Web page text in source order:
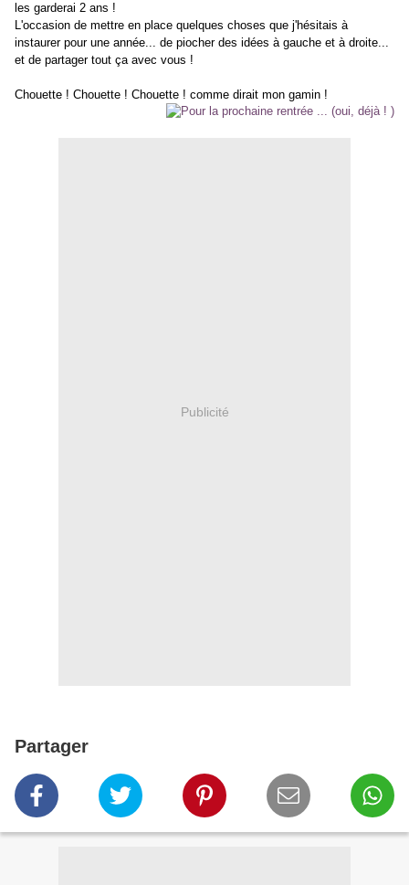
les garderai 2 ans !
L'occasion de mettre en place quelques choses que j'hésitais à
instaurer pour une année... de piocher des idées à gauche et à droite...
et de partager tout ça avec vous !
Chouette ! Chouette ! Chouette ! comme dirait mon gamin !
Publicité
Partager